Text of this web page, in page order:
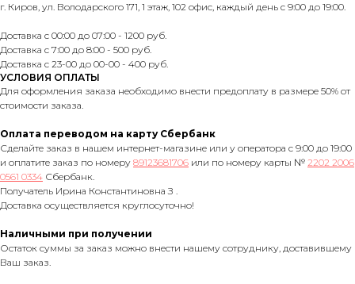
г. Киров, ул. Володарского 171, 1 этаж, 102 офис, каждый день с 9:00 до 19:00.
Доставка с 00:00 до 07:00 - 1200 руб.
Доставка с 7:00 до 8:00 - 500 руб.
Доставка с 23-00 до 00-00 - 400 руб.
УСЛОВИЯ ОПЛАТЫ
Для оформления заказа необходимо внести предоплату в размере 50% от
стоимости заказа.
Оплата переводом на карту Сбербанк
Сделайте заказ в нашем интернет-магазине или у оператора с 9:00 до 19:00
и оплатите заказ по номеру 89123681706 или по номеру карты № 2202 2006
0561 0334 Сбербанк.
Получатель Ирина Константиновна З .
Доставка осуществляется круглосуточно!
Наличными при получении
Остаток суммы за заказ можно внести нашему сотруднику, доставившему
Ваш заказ.